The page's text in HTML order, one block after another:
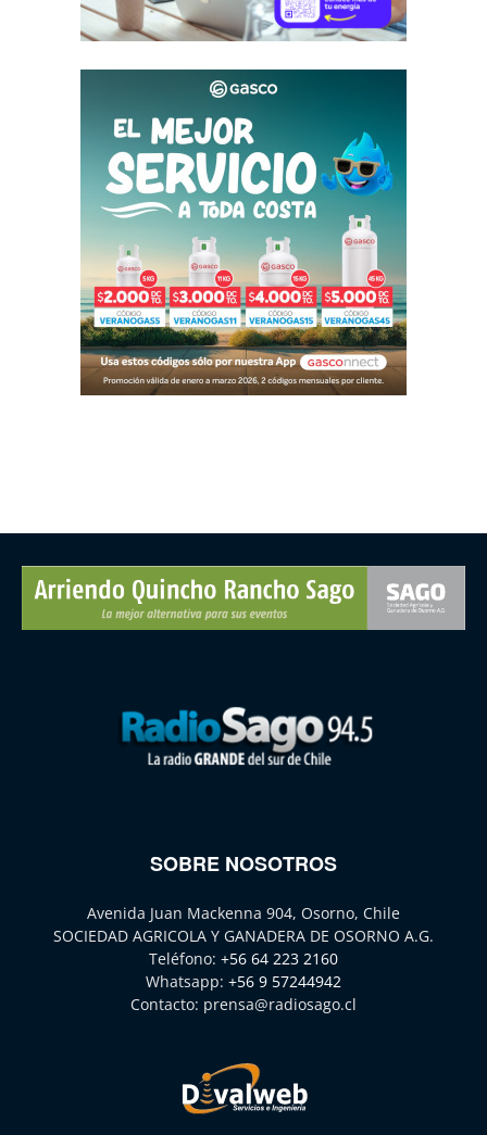
SOBRE NOSOTROS
Avenida Juan Mackenna 904, Osorno, Chile
SOCIEDAD AGRICOLA Y GANADERA DE OSORNO A.G.
Teléfono: +56 64 223 2160
Whatsapp: +56 9 57244942
Contacto: prensa@radiosago.cl